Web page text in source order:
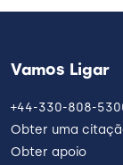
Vamos Ligar
+44-330-808-
Obter uma
Obter apoio